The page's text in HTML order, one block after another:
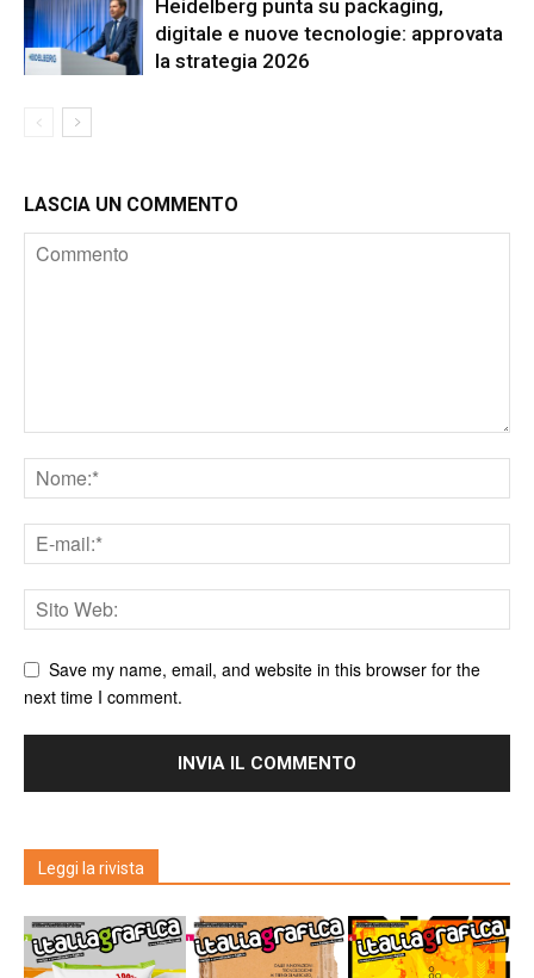
Heidelberg punta su packaging,
digitale e nuove tecnologie: approvata
la strategia 2026
LASCIA UN COMMENTO
Save my name, email, and website in this browser for the
next time I comment.
Leggi la rivista